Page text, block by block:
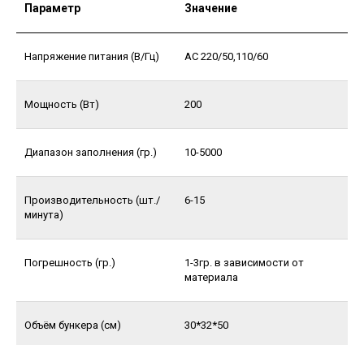
Параметр Значение
Напряжение питания (В/Гц) AC 220/50,110/60
Мощность (Вт) 200
Диапазон заполнения (гр.) 10-5000
Производительность (шт./
минута)
6-15
Погрешность (гр.)
1-3гр. в зависимости от
материала
Объём бункера (см) 30*32*50